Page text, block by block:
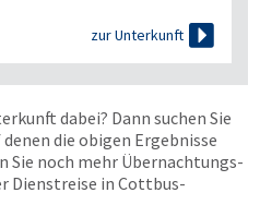
zur Unterkunft 
dabei? Dann suchen Sie
die obigen Ergebnisse
Sie noch mehr Übernachtungs­
Dienstreise in Cottbus-